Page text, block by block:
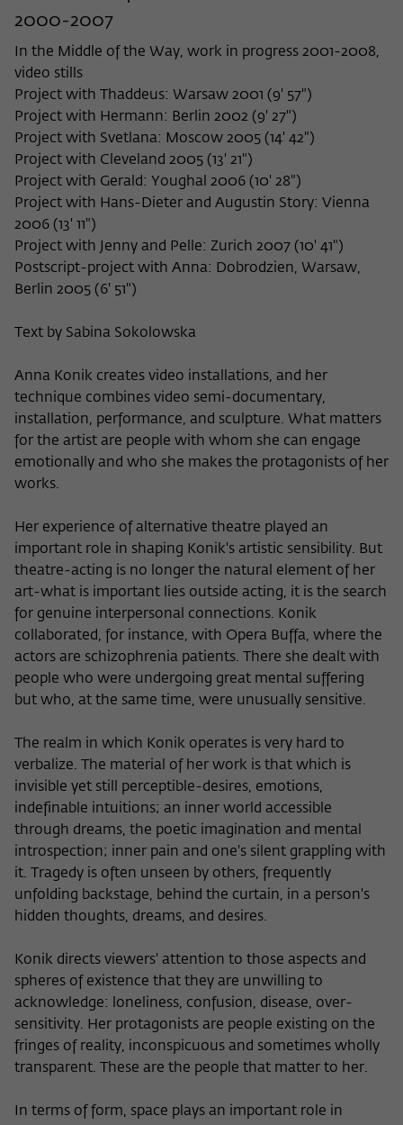
2000-2007
In the Middle of the Way, work in progress 2001-2008,
video stills
Project with Thaddeus: Warsaw 2001 (9' 57")
Project with Hermann: Berlin 2002 (9' 27")
Project with Svetlana: Moscow 2005 (14' 42")
Project with Cleveland 2005 (13' 21")
Project with Gerald: Youghal 2006 (10' 28")
Project with Hans-Dieter and Augustin Story: Vienna
2006 (13' 11")
Project with Jenny and Pelle: Zurich 2007 (10' 41")
Postscript-project with Anna: Dobrodzien, Warsaw,
Berlin 2005 (6' 51")
Text by Sabina Sokolowska
Anna Konik creates video installations, and her
technique combines video semi-documentary,
installation, performance, and sculpture. What matters
for the artist are people with whom she can engage
emotionally and who she makes the protagonists of her
works.
Her experience of alternative theatre played an
important role in shaping Konik's artistic sensibility. But
theatre-acting is no longer the natural element of her
art-what is important lies outside acting, it is the search
for genuine interpersonal connections. Konik
collaborated, for instance, with Opera Buffa, where the
actors are schizophrenia patients. There she dealt with
people who were undergoing great mental suffering
but who, at the same time, were unusually sensitive.
The realm in which Konik operates is very hard to
verbalize. The material of her work is that which is
invisible yet still perceptible-desires, emotions,
indefinable intuitions; an inner world accessible
through dreams, the poetic imagination and mental
introspection; inner pain and one's silent grappling with
it. Tragedy is often unseen by others, frequently
unfolding backstage, behind the curtain, in a person's
hidden thoughts, dreams, and desires.
Konik directs viewers' attention to those aspects and
spheres of existence that they are unwilling to
acknowledge: loneliness, confusion, disease, over-
sensitivity. Her protagonists are people existing on the
fringes of reality, inconspicuous and sometimes wholly
transparent. These are the people that matter to her.
In terms of form, space plays an important role in